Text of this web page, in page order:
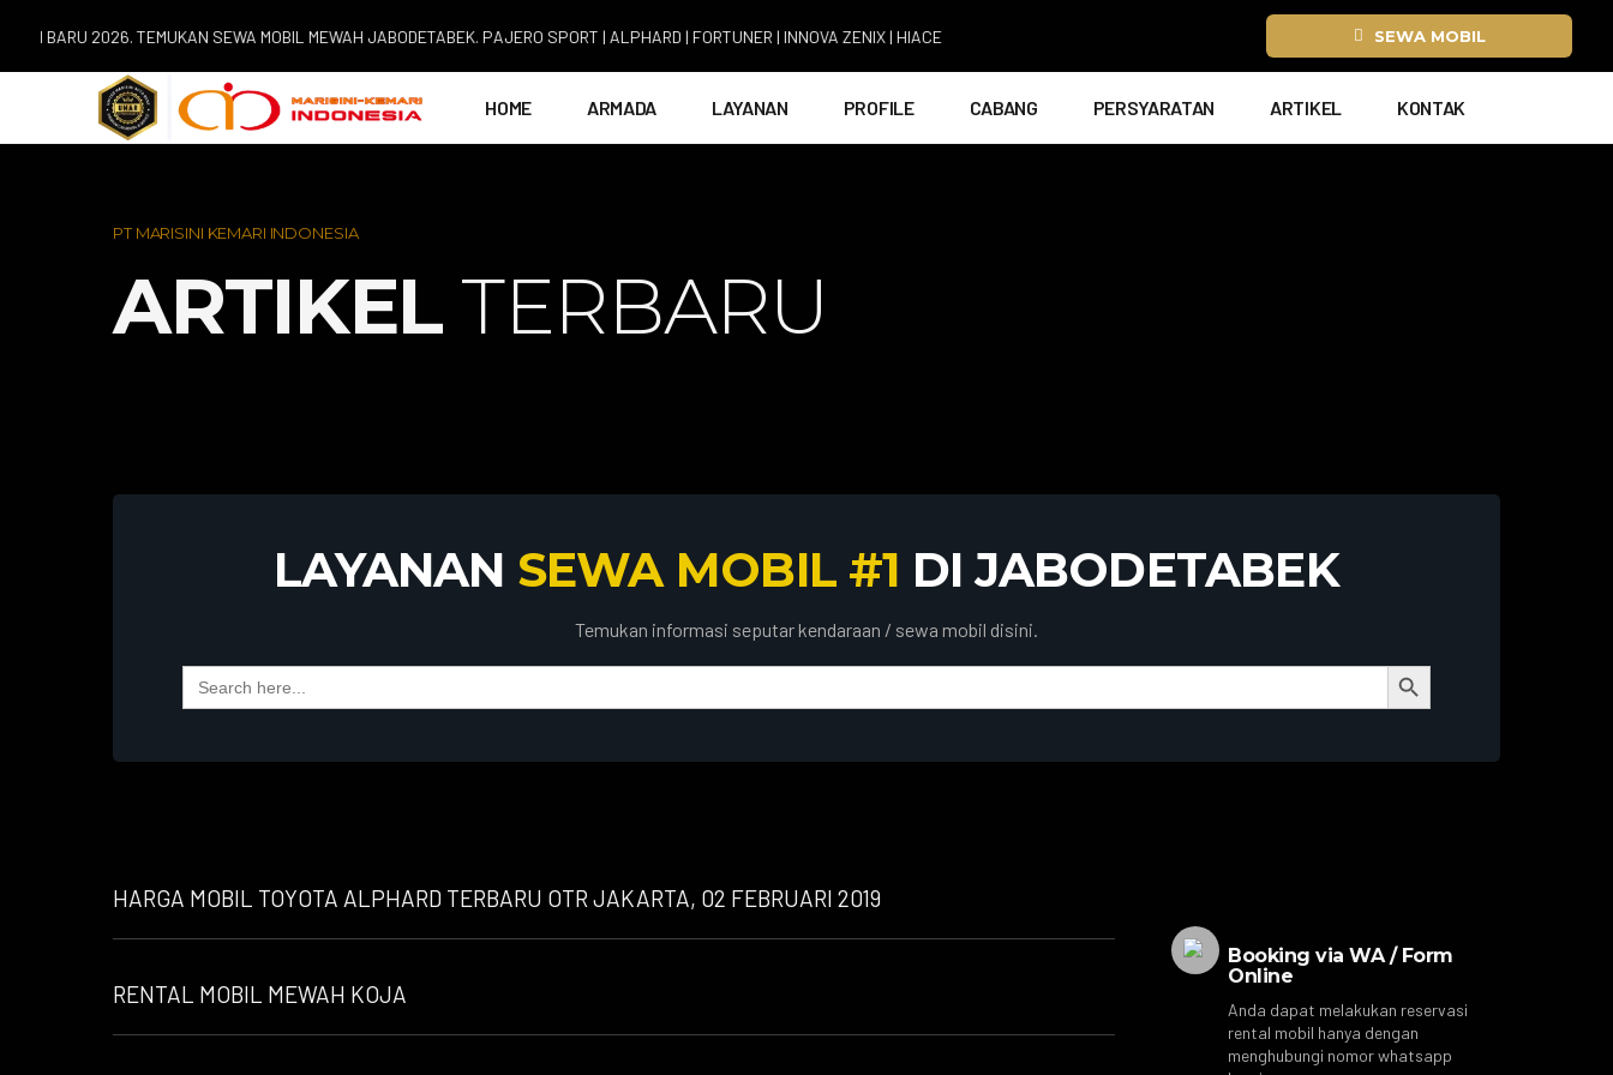
BARU 2026. TEMUKAN SEWA MOBIL MEWAH JABODETABEK. PAJERO SPORT | ALPHARD | FORTUNER | INNOVA ZENIX | HIACE SEWA MOBIL
HOME ARMADA LAYANAN PROFILE CABANG PERSYARATAN ARTIKEL KONTAK
PT MARISINI KEMARI INDONESIA
ARTIKEL TERBARU
LAYANAN SEWA MOBIL #1 DI JABODETABEK
Temukan informasi seputar kendaraan / sewa mobil disini.
Search
for:
Search Button
HARGA MOBIL TOYOTA ALPHARD TERBARU OTR JAKARTA, 02 FEBRUARI 2019
RENTAL MOBIL MEWAH KOJA
Booking via WA / Form
Online
Anda dapat melakukan reservasi
rental mobil hanya dengan
menghubungi nomor whatsapp